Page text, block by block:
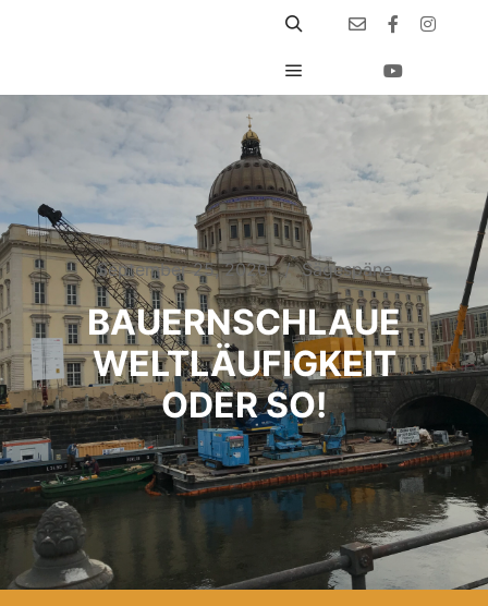
September 25, 2020 Sägespäne
BAUERNSCHLAUE
WELTLÄUFIGKEIT
ODER SO!